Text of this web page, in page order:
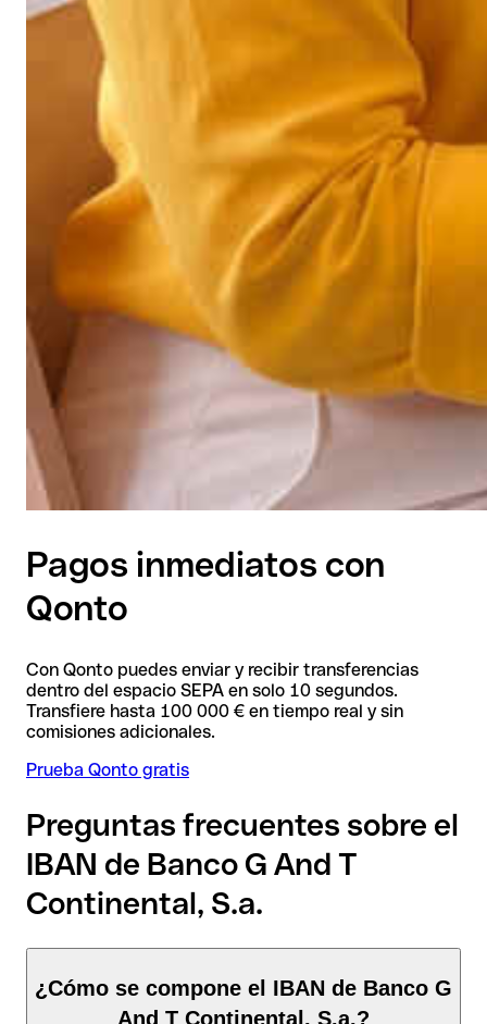
Pagos inmediatos con
Qonto
Con Qonto puedes enviar y recibir transferencias
dentro del espacio SEPA en solo 10 segundos.
Transfiere hasta 100 000 € en tiempo real y sin
comisiones adicionales.
Prueba Qonto gratis
Preguntas frecuentes sobre el
IBAN de Banco G And T
Continental, S.a.
¿Cómo se compone el IBAN de Banco G
And T Continental, S.a.?